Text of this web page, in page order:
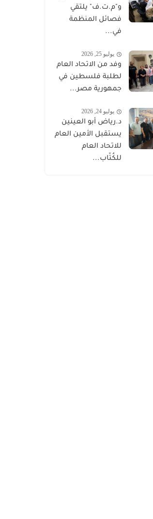
و"م.ت.ف" يلتقي
فصائل المنظمة
في...
يوليو 25, 2026
وفد من الاتحاد العام
لطلبة فلسطين في
جمهورية مصر...
يوليو 24, 2026
د.رياض أبو العينين
يستقبل الأمين العام
للاتحاد العام
للكُتّاب...